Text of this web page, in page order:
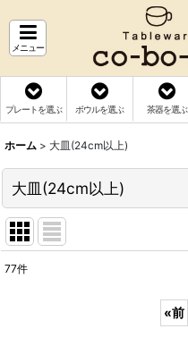
メニュー
プレートを選ぶ ボウルを選ぶ 茶器を選ぶ
ホーム > 大皿(24cm以上)
大皿(24cm以上)
77件
«前